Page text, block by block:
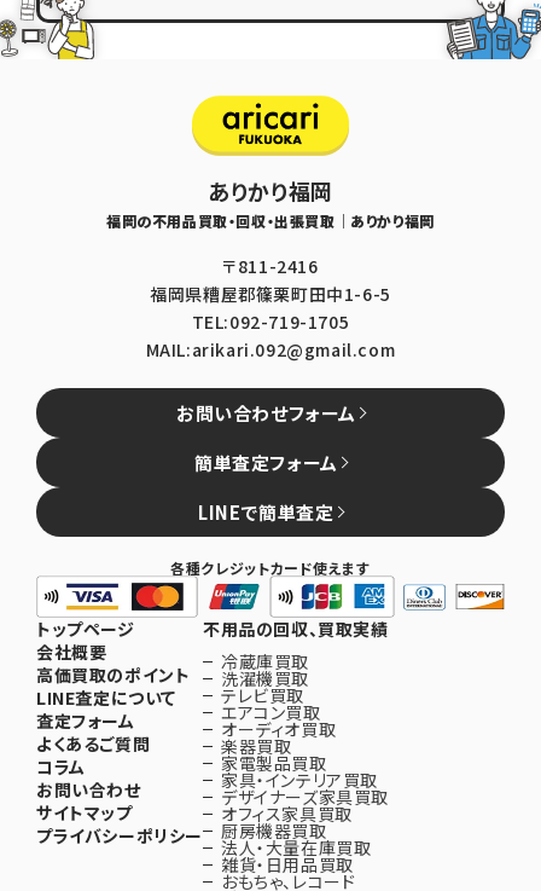
ありかり福岡
福岡の不用品買取・回収・出張買取｜ありかり福岡
〒811-2416
福岡県糟屋郡篠栗町田中1-6-5
TEL:092-719-1705
MAIL:arikari.092@gmail.com
お問い合わせフォーム
簡単査定フォーム
LINEで簡単査定
各種クレジットカード使えます
トップページ
会社概要
高価買取のポイント
LINE査定について
査定フォーム
よくあるご質問
コラム
お問い合わせ
サイトマップ
プライバシーポリシー
不用品の回収、買取実績
冷蔵庫買取
洗濯機買取
テレビ買取
エアコン買取
オーディオ買取
楽器買取
家電製品買取
家具・インテリア買取
デザイナーズ家具買取
オフィス家具買取
厨房機器買取
法人・大量在庫買取
雑貨・日用品買取
おもちゃ、レコード